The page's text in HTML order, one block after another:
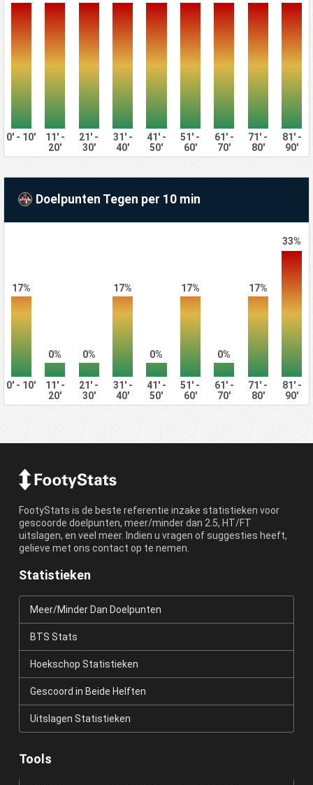
0' - 10'
11' -
20'
21' -
30'
31' -
40'
41' -
50'
51' -
60'
61' -
70'
71' -
80'
81' -
90'
Doelpunten Tegen per 10 min
17%
0% 0%
17%
0%
17%
0%
17%
33%
0' - 10'
11' -
20'
21' -
30'
31' -
40'
41' -
50'
51' -
60'
61' -
70'
71' -
80'
81' -
90'
FootyStats is de beste referentie inzake statistieken voor
gescoorde doelpunten, meer/minder dan 2.5, HT/FT
uitslagen, en veel meer. Indien u vragen of suggesties heeft,
gelieve met ons contact op te nemen.
Statistieken
Meer/Minder Dan Doelpunten
BTS Stats
Hoekschop Statistieken
Gescoord in Beide Helften
Uitslagen Statistieken
Tools